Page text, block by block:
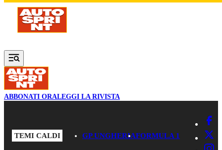
Vai al contenuto principale
ABBONATI ORALEGGI LA RIVISTA
TEMI CALDI GP UNGHERIAFORMULA 1